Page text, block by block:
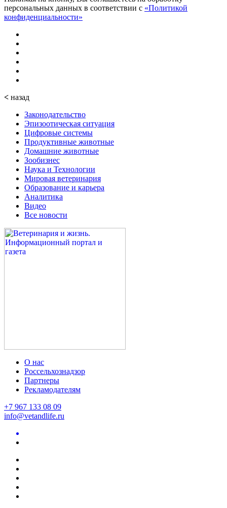
персональных данных в соответствии с «Политикой
конфиденциальности»
< назад
Законодательство
Эпизоотическая ситуация
Цифровые системы
Продуктивные животные
Домашние животные
Зообизнес
Наука и Технологии
Мировая ветеринария
Образование и карьера
Аналитика
Видео
Все новости
О нас
Россельхознадзор
Партнеры
Рекламодателям
+7 967 133 08 09
info@vetandlife.ru